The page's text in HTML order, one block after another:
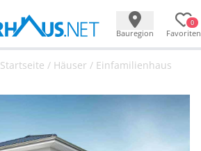
Bauregion
0
Favoriten
Startseite / Häuser / Einfamilienhaus